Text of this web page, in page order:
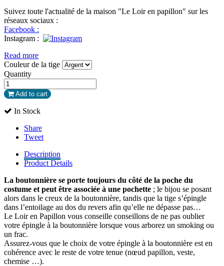
Suivez toute l'actualité de la maison "Le Loir en papillon" sur les
réseaux sociaux :
Facebook :
Instagram :
Read more
Couleur de la tige
Quantity
Add to cart
In Stock
Share
Tweet
Description
Product Details
La boutonnière se porte toujours du côté de la poche du
costume et peut être associée à une pochette ; le bijou se posant
alors dans le creux de la boutonnière, tandis que la tige s’épingle
dans l’entoilage au dos du revers afin qu’elle ne dépasse pas…
Le Loir en Papillon vous conseille conseillons de ne pas oublier
votre épingle à la boutonnière lorsque vous arborez un smoking ou
un frac.
Assurez-vous que le choix de votre épingle à la boutonnière est en
cohérence avec le reste de votre tenue (nœud papillon, veste,
chemise …).